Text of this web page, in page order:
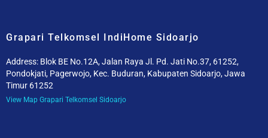
Grapari Telkomsel IndiHome Sidoarjo
Address: Blok BE No.12A, Jalan Raya Jl. Pd. Jati No.37, 61252,
Pondokjati, Pagerwojo, Kec. Buduran, Kabupaten Sidoarjo, Jawa
Timur 61252
View Map Grapari Telkomsel Sidoarjo